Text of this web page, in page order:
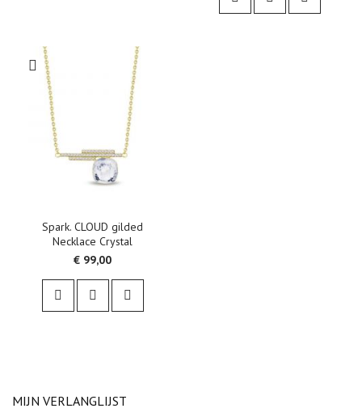
Spark. CLOUD gilded
Necklace Crystal
€ 99,00
MIJN VERLANGLIJST